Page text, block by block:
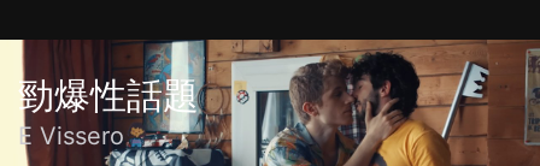
勁爆性話題
E Vissero